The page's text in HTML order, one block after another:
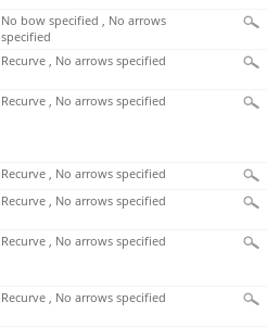
No bow specified , No arrows
specified
Recurve , No arrows specified
Recurve , No arrows specified
Recurve , No arrows specified
Recurve , No arrows specified
Recurve , No arrows specified
Recurve , No arrows specified